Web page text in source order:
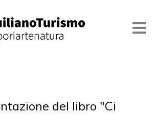
del libro "Ci